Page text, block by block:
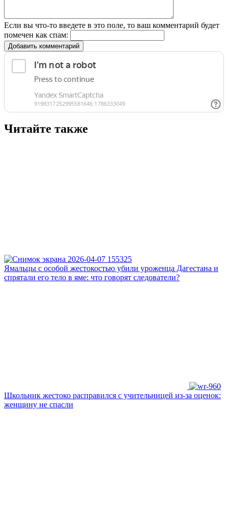
Если вы что-то введете в это поле, то ваш комментарий будет
помечен как спам:
Добавить комментарий
Читайте также
Ямальцы с особой жестокостью убили уроженца Дагестана и
спрятали его тело в яме: что говорят следователи?
Школьник жестоко расправился с учительницей из-за оценок:
женщину не спасли